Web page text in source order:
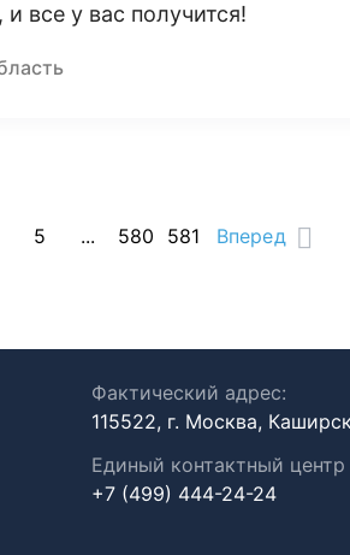
все у вас получится!
5 ... 580 581 Вперед
Фактический адрес:
115522, г. Москва,
Единый контактный центр
+7 (499) 444-24-24